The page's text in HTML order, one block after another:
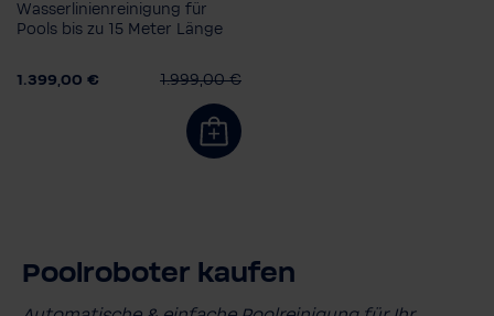
Wasserlinienreinigung für
Pools bis zu 15 Meter Länge
1.399,00 € 1.999,00 €
Poolroboter kaufen